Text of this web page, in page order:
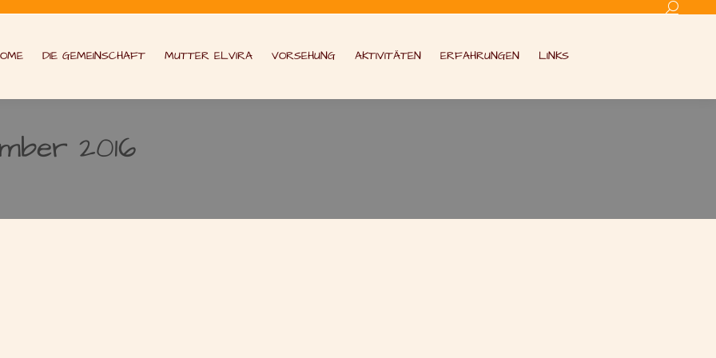
Search:
DIE GEMEINSCHAFT MUTTER ELVIRA VORSEHUNG AKTIVITÄTEN ERFAHRUNGEN LINKS
2016